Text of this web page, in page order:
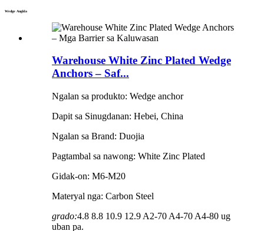
Wedge Angkla
Warehouse White Zinc Plated Wedge
Anchors – Saf...
Ngalan sa produkto: Wedge anchor
Dapit sa Sinugdanan: Hebei, China
Ngalan sa Brand: Duojia
Pagtambal sa nawong: White Zinc Plated
Gidak-on: M6-M20
Materyal nga: Carbon Steel
grado:4.8 8.8 10.9 12.9 A2-70 A4-70 A4-80 ug
uban pa.